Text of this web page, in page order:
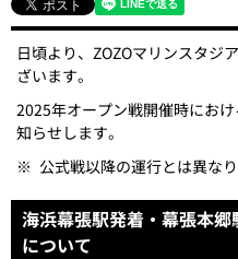
日頃より、ZOZOマリンスタジ
ざいます。
2025年オープン戦開催時にお
知らせします。
※ 公式戦以降の運行とは異な
海浜幕張駅発着・幕張本
について